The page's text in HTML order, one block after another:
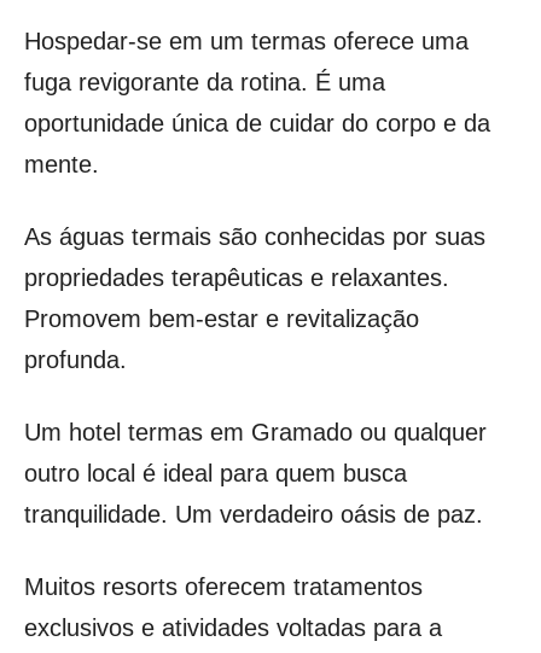
Hospedar-se em um termas oferece uma
fuga revigorante da rotina. É uma
oportunidade única de cuidar do corpo e da
mente.
As águas termais são conhecidas por suas
propriedades terapêuticas e relaxantes.
Promovem bem-estar e revitalização
profunda.
Um hotel termas em Gramado ou qualquer
outro local é ideal para quem busca
tranquilidade. Um verdadeiro oásis de paz.
Muitos resorts oferecem tratamentos
exclusivos e atividades voltadas para a